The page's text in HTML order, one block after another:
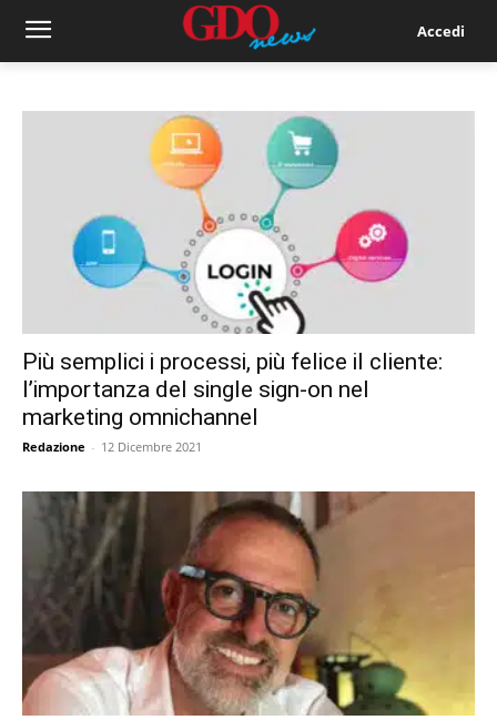
Accedi
Più semplici i processi, più felice il cliente:
l’importanza del single sign-on nel
marketing omnichannel
Redazione - 12 Dicembre 2021